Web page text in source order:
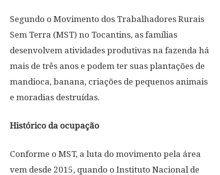
Segundo o Movimento dos Trabalhadores Rurais
Sem Terra (MST) no Tocantins, as famílias
desenvolvem atividades produtivas na fazenda há
mais de três anos e podem ter suas plantações de
mandioca, banana, criações de pequenos animais
e moradias destruídas.
Histórico da ocupação
Conforme o MST, a luta do movimento pela área
vem desde 2015, quando o Instituto Nacional de